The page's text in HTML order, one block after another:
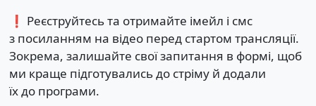
❗️ Реєструйтесь та отримайте імейл і смс
з посиланням на відео перед стартом трансляції.
Зокрема, залишайте свої запитання в формі, щоб
ми краще підготувались до стріму й додали
їх до програми.